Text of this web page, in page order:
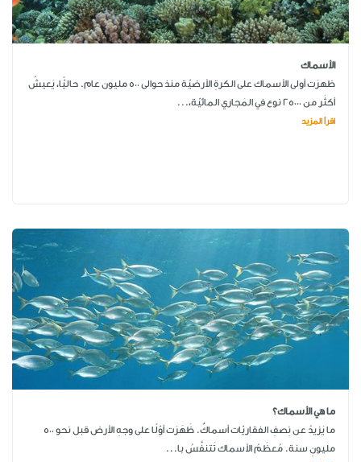
الأسماك
ظهرَت أولى الأسماك على الكرةِ الأرضيّة منذ حوالى 500 مليون عام. حاليًّا، يَعيشُ
أكثَر من 25000 نوع في المَجاري المائيّة،...
اقرأ المزيد
ما هي الأسماك؟
ما يَزيدُ عن نِصفِ الفقاريّات أسماكٌ. ظَهَرَت أوّلًا على وجهِ الأرض قبل نحو 500
مليونِ سنة. مُعظَمُ الأسماك تَتنفَّسُ با...